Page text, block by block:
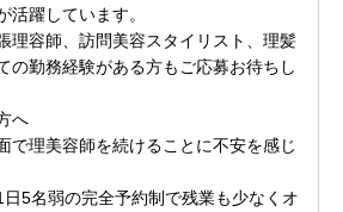
活躍しています。
理容師、訪問美容スタイリスト、理髪
の勤務経験がある方もご応募お待ちし
へ
で理美容師を続けることに不安を感じ
日5名弱の完全予約制で残業も少なくオ